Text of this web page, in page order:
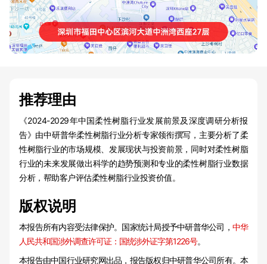
推荐理由
《2024-2029年中国柔性树脂行业发展前景及深度调研分析报
告》由中研普华柔性树脂行业分析专家领衔撰写，主要分析了柔
性树脂行业的市场规模、发展现状与投资前景，同时对柔性树脂
行业的未来发展做出科学的趋势预测和专业的柔性树脂行业数据
分析，帮助客户评估柔性树脂行业投资价值。
版权说明
本报告所有内容受法律保护。国家统计局授予中研普华公司， 中华
人民共和国涉外调查许可证：国统涉外证字第1226号。
本报告由中国行业研究网出品，报告版权归中研普华公司所有。本